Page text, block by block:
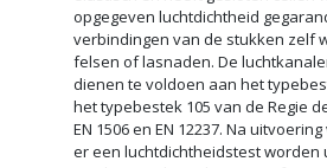
opgegeven luchtdichtheid
verbindingen van de stukken zelf
felsen of lasnaden. De
dienen te voldoen aan het
het typebestek 105 van de Regie
EN 1506 en EN 12237. Na
er een luchtdichtheidstest worden